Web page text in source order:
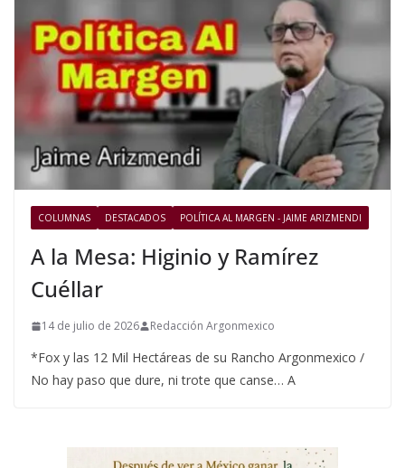
COLUMNAS DESTACADOS POLÍTICA AL MARGEN - JAIME ARIZMENDI
A la Mesa: Higinio y Ramírez
Cuéllar
14 de julio de 2026 Redacción Argonmexico
*Fox y las 12 Mil Hectáreas de su Rancho Argonmexico /
No hay paso que dure, ni trote que canse… A